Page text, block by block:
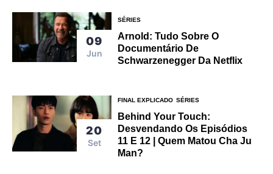
09
Jun
SÉRIES
Arnold: Tudo Sobre O
Documentário De
Schwarzenegger Da Netflix
20
Set
FINAL EXPLICADO SÉRIES
Behind Your Touch:
Desvendando Os Episódios
11 E 12 | Quem Matou Cha Ju
Man?